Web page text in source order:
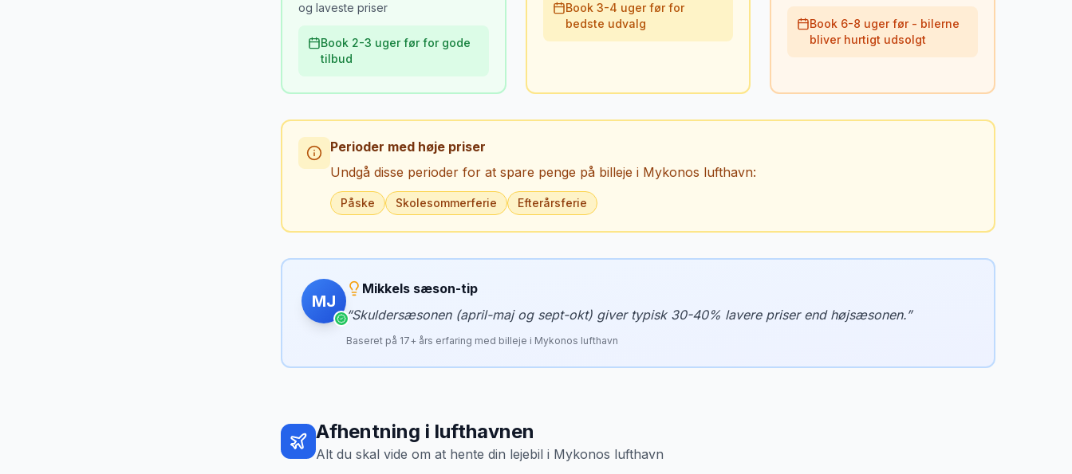
og laveste priser
Book 2-3 uger før for gode
tilbud
Book 3-4 uger før for
bedste udvalg
Book 6-8 uger før - bilerne
bliver hurtigt udsolgt
Perioder med høje priser
Undgå disse perioder for at spare penge på billeje i Mykonos lufthavn:
Påske Skolesommerferie Efterårsferie
MJ
Mikkels sæson-tip
“Skuldersæsonen (april-maj og sept-okt) giver typisk 30-40% lavere priser end højsæsonen.”
Baseret på 17+ års erfaring med billeje i Mykonos lufthavn
Afhentning i lufthavnen
Alt du skal vide om at hente din lejebil i Mykonos lufthavn